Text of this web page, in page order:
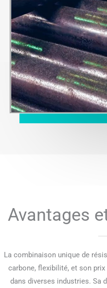
Avantages
La combinaison unique de
carbone, flexibilité, et son
dans diverses industries. Sa